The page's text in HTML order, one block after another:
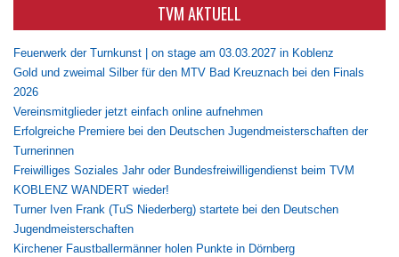
TVM AKTUELL
Feuerwerk der Turnkunst | on stage am 03.03.2027 in Koblenz
Gold und zweimal Silber für den MTV Bad Kreuznach bei den Finals
2026
Vereinsmitglieder jetzt einfach online aufnehmen
Erfolgreiche Premiere bei den Deutschen Jugendmeisterschaften der
Turnerinnen
Freiwilliges Soziales Jahr oder Bundesfreiwilligendienst beim TVM
KOBLENZ WANDERT wieder!
Turner Iven Frank (TuS Niederberg) startete bei den Deutschen
Jugendmeisterschaften
Kirchener Faustballermänner holen Punkte in Dörnberg